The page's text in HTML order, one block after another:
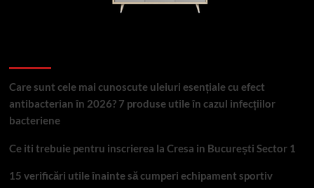
Care sunt cele mai cunoscute uleiuri esențiale cu efect
antibacterian în 2026? 7 produse utile în cazul infecțiilor
bacteriene
Ce iti trebuie pentru inscrierea la Cresa in București Sector 1
15 verificări utile înainte să cumperi echipament sportiv